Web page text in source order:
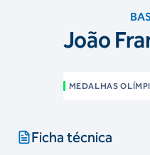
João
MEDALHAS
Ficha técnica